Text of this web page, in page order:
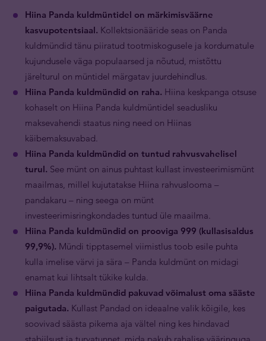
Hiina Panda kuldmüntidel on märkimisväärne
kasvupotentsiaal. Kollektsionääride seas on Panda
kuldmündid tänu piiratud tootmiskogusele ja kordumatule
kujundusele väga populaarsed ja nõutud, mistõttu
järelturul on müntidel märgatav juurdehindlus.
Hiina Panda kuldmündid on raha. Hiina keskpanga otsuse
kohaselt on Hiina Panda kuldmüntidel seadusliku
maksevahendi staatus ning need on Hiinas
käibemaksuvabad.
Hiina Panda kuldmündid on tuntud rahvusvahelisel
turul. See münt on ainus puhtast kullast investeerimismünt
maailmas, millel kujutatakse Hiina rahvuslooma –
pandakaru – ning seega on münt
investeerimisringkondades tuntud üle maailma.
Hiina Panda kuldmündid on prooviga 999 (kullasisaldus
99,9%). Mündi tipptasemel viimistlus toob esile puhta
kulla imelise värvi ja sära – Panda kuldmünt on midagi
enamat kui lihtsalt tükike kulda.
Hiina Panda kuldmündid pakuvad võimalust oma sääste
paigutada. Kullast Pandad on ideaalne valik kõigile, kes
soovivad säästa pikema aja vältel ning kes hindavad